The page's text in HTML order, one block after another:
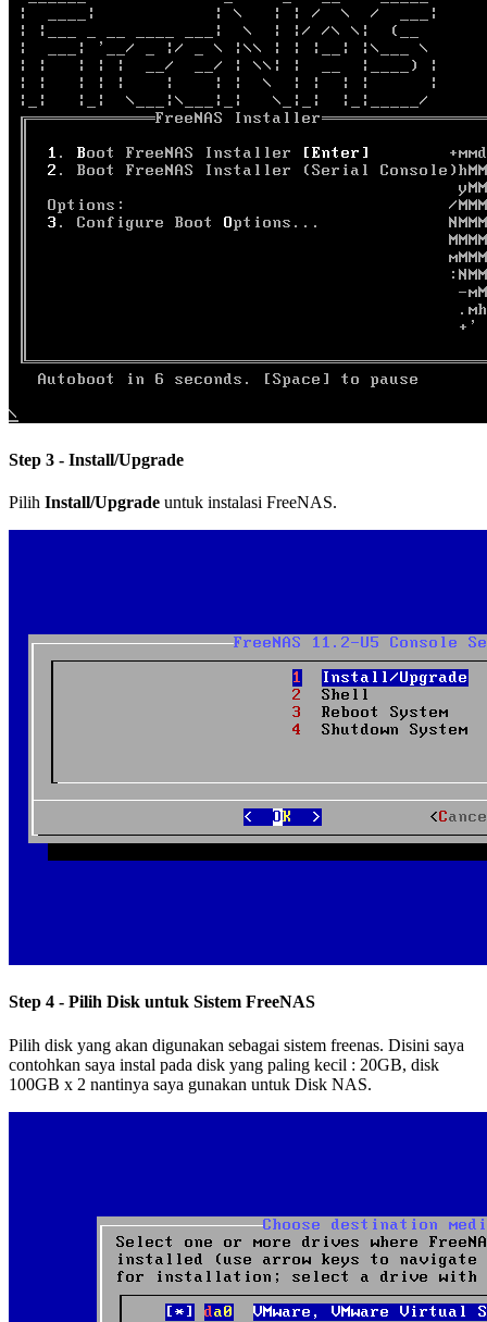
Step 3 - Install/Upgrade
Pilih Install/Upgrade untuk instalasi FreeNAS.
Step 4 - Pilih Disk untuk Sistem FreeNAS
Pilih disk yang akan digunakan sebagai sistem freenas. Disini saya
contohkan saya instal pada disk yang paling kecil : 20GB, disk
100GB x 2 nantinya saya gunakan untuk Disk NAS.